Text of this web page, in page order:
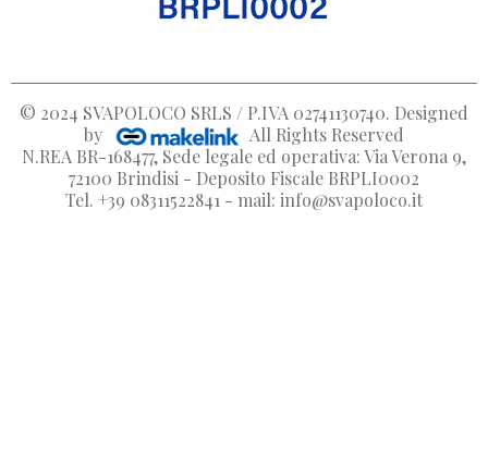
© 2024 SVAPOLOCO SRLS / P.IVA 02741130740. Designed
by
All Rights Reserved
N.REA BR-168477, Sede legale ed operativa: Via Verona 9,
72100 Brindisi - Deposito Fiscale BRPLI0002
Tel. +39 08311522841 - mail: info@svapoloco.it